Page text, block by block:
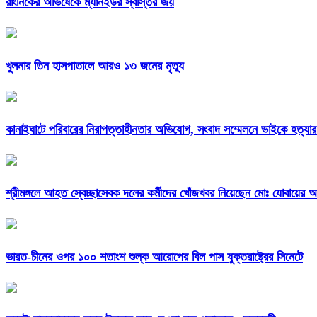
খুলনার তিন হাসপাতালে আরও ১৩ জনের মৃত্যু
কানাইঘাটে পরিবারের নিরাপত্তাহীনতার অভিযোগ, সংবাদ সম্মেলনে ভাইকে
শ্রীমঙ্গলে আহত স্বেচ্ছাসেবক দলের কর্মীদের খোঁজখবর নিয়েছেন মোঃ যোবায়ের
ভারত-চীনের ওপর ১০০ শতাংশ শুল্ক আরোপের বিল পাস যুক্তরাষ্ট্রের সিনেটে